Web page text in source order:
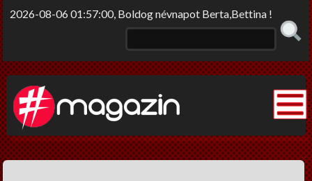
2026-08-06 01:57:00, Boldog névnapot Berta,Bettina !
Elme/rengő